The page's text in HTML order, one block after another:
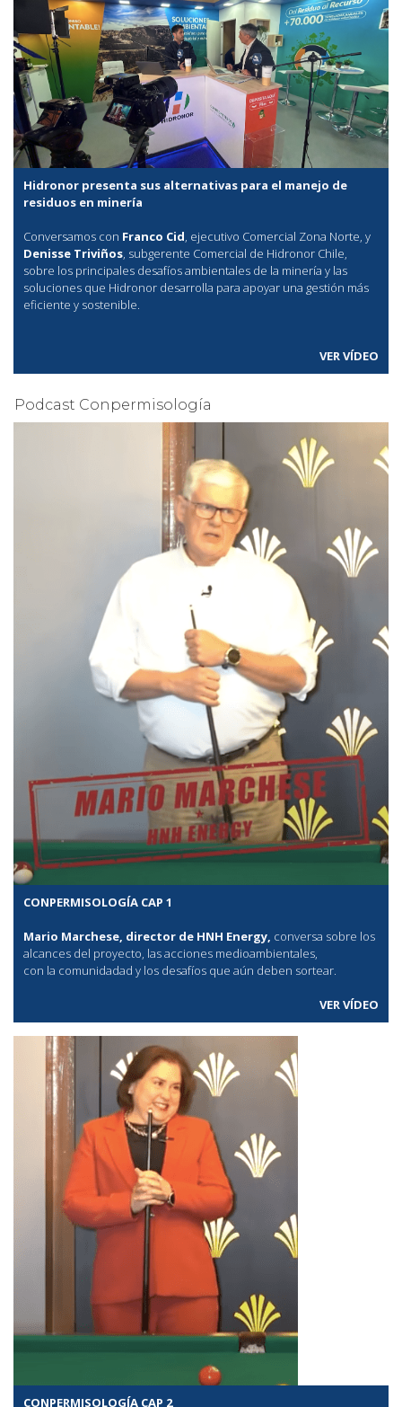
Hidronor presenta sus alternativas para el manejo de
residuos en minería
Conversamos con Franco Cid, ejecutivo Comercial Zona Norte, y
Denisse Triviños, subgerente Comercial de Hidronor Chile,
sobre los principales desafíos ambientales de la minería y las
soluciones que Hidronor desarrolla para apoyar una gestión más
eficiente y sostenible.
VER VÍDEO
Podcast Conpermisología
CONPERMISOLOGÍA CAP 1
Mario Marchese, director de HNH Energy, conversa sobre los
alcances del proyecto, las acciones medioambientales,
con la comunidadad y los desafíos que aún deben sortear.
VER VÍDEO
CONPERMISOLOGÍA CAP 2